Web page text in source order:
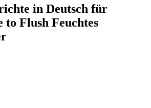
in Deutsch für
to Flush Feuchtes